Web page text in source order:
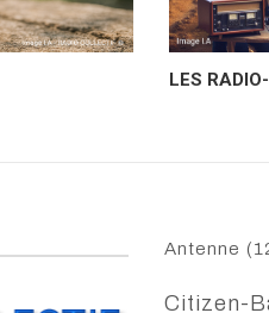
LES
Antenne
Citizen-